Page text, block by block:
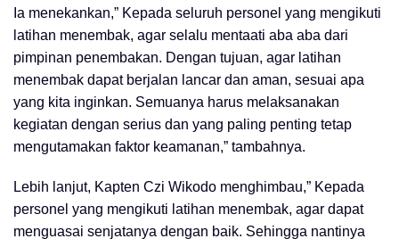
Ia menekankan,” Kepada seluruh personel yang mengikuti
latihan menembak, agar selalu mentaati aba aba dari
pimpinan penembakan. Dengan tujuan, agar latihan
menembak dapat berjalan lancar dan aman, sesuai apa
yang kita inginkan. Semuanya harus melaksanakan
kegiatan dengan serius dan yang paling penting tetap
mengutamakan faktor keamanan,” tambahnya.
Lebih lanjut, Kapten Czi Wikodo menghimbau,” Kepada
personel yang mengikuti latihan menembak, agar dapat
menguasai senjatanya dengan baik. Sehingga nantinya